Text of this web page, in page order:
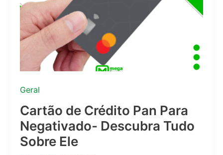
Geral
Cartão de Crédito Pan Para
Negativado- Descubra Tudo
Sobre Ele